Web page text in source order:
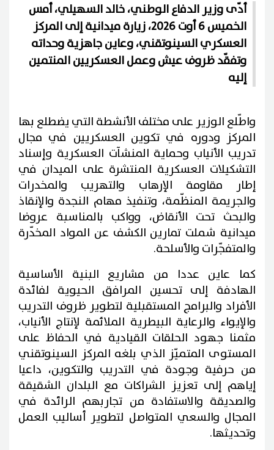
أدّى وزير الدفاع الوطني، خالد السهيلي، أمس
الخميس 6 أوت 2026، زيارة ميدانية إلى المركز
العسكري السينوتقني، وعاين جاهزية وحداته
وتفقّد ظروف عيش وعمل العسكريين المنتمين
إليه
واطّلع الوزير على مختلف الأنشطة التي يضطلع بها
المركز ودوره في تكوين العسكريين في مجال
تدريب الأنياب وحماية المنشآت العسكرية وإسناد
التشكيلات العسكرية المنتشرة على الميدان في
إطار مقاومة الإرهاب والتهريب والمخدرات
والجريمة المنظّمة، وتنفيذ مهام النجدة والإنقاذ
والبحث تحت الأنقاض، وواكب بالمناسبة عروضا
ميدانية شملت تمارين الكشف عن المواد المخدّرة
والمتفجّرات والأسلحة.
كما عاين عددا من مشاريع البنية الأساسية
الهادفة إلى تحسين المرافق الحيوية لفائدة
الأفراد والبرامج المستقبلية لتطوير ظروف التدريب
والإيواء والرعاية البيطرية الملائمة لإنتاج الأنياب،
مثمنا جهود الحلقات القيادية في الحفاظ على
المستوى المتميّز الذي بلغه المركز السينوتقني
من حرفية وجودة في التدريب والتكوين، داعيا
إياهم إلى تعزيز الشراكات مع البلدان الشقيقة
والصديقة والاستفادة من تجاربهم الرائدة في
المجال والسعي المتواصل لتطوير أساليب العمل
وتحديثها.